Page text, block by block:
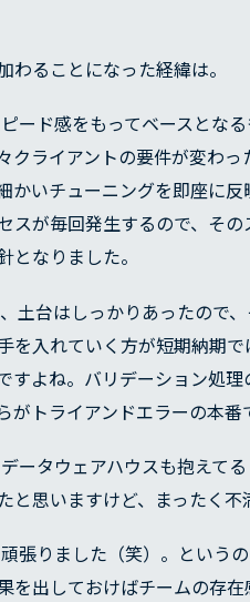
わることになった経緯は。
ード感をもってベースとな
クライアントの要件が変わ
かいチューニングを即座に
スが毎回発生するので、そ
となりました。
土台はしっかりあったので
を入れていく方が短期納期
すよね。バリデーション処
がトライアンドエラーの本
ータウェアハウスも抱えて
と思いますけど、まったく不
張りました（笑）。という
を出しておけばチームの存
メッセージ 経営理